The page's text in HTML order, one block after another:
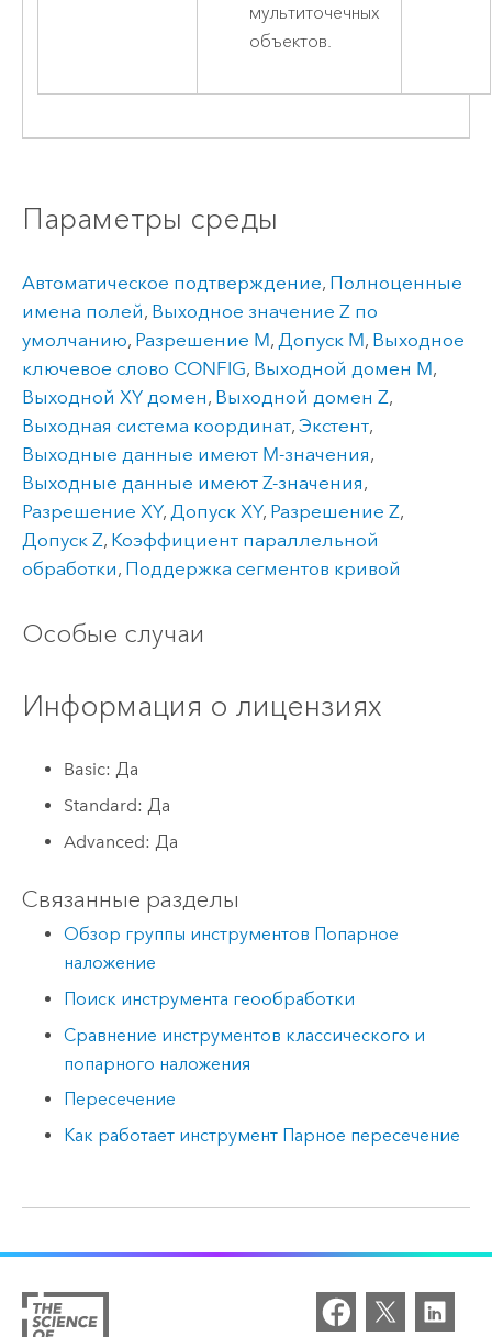
мультиточечных
объектов.
Параметры среды
Автоматическое подтверждение, Полноценные
имена полей, Выходное значение Z по
умолчанию, Разрешение M, Допуск M, Выходное
ключевое слово CONFIG, Выходной домен M,
Выходной XY домен, Выходной домен Z,
Выходная система координат, Экстент,
Выходные данные имеют M-значения,
Выходные данные имеют Z-значения,
Разрешение XY, Допуск XY, Разрешение Z,
Допуск Z, Коэффициент параллельной
обработки, Поддержка сегментов кривой
Особые случаи
Информация о лицензиях
Basic: Да
Standard: Да
Advanced: Да
Связанные разделы
Обзор группы инструментов Попарное
наложение
Поиск инструмента геообработки
Сравнение инструментов классического и
попарного наложения
Пересечение
Как работает инструмент Парное пересечение